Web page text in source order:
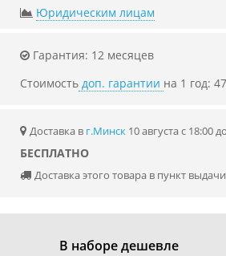
Юридическим лицам
Гарантия: 12 месяцев
Стоимость доп. гарантии на 1 год:
Доставка в г.Минск 10 августа с 18:00
БЕСПЛАТНО
Доставка этого товара в пункт
В наборе дешевле